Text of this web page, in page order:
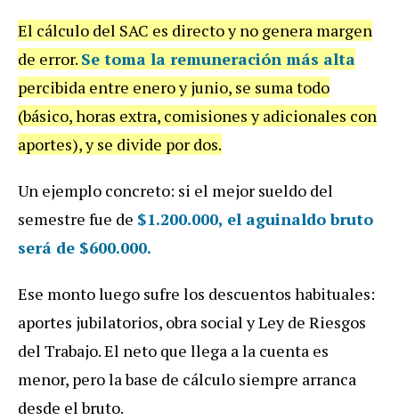
El cálculo del SAC es directo y no genera margen
de error. Se toma la remuneración más alta
percibida entre enero y junio, se suma todo
(básico, horas extra, comisiones y adicionales con
aportes), y se divide por dos.
Un ejemplo concreto: si el mejor sueldo del
semestre fue de $1.200.000, el aguinaldo bruto
será de $600.000.
Ese monto luego sufre los descuentos habituales:
aportes jubilatorios, obra social y Ley de Riesgos
del Trabajo. El neto que llega a la cuenta es
menor, pero la base de cálculo siempre arranca
desde el bruto.